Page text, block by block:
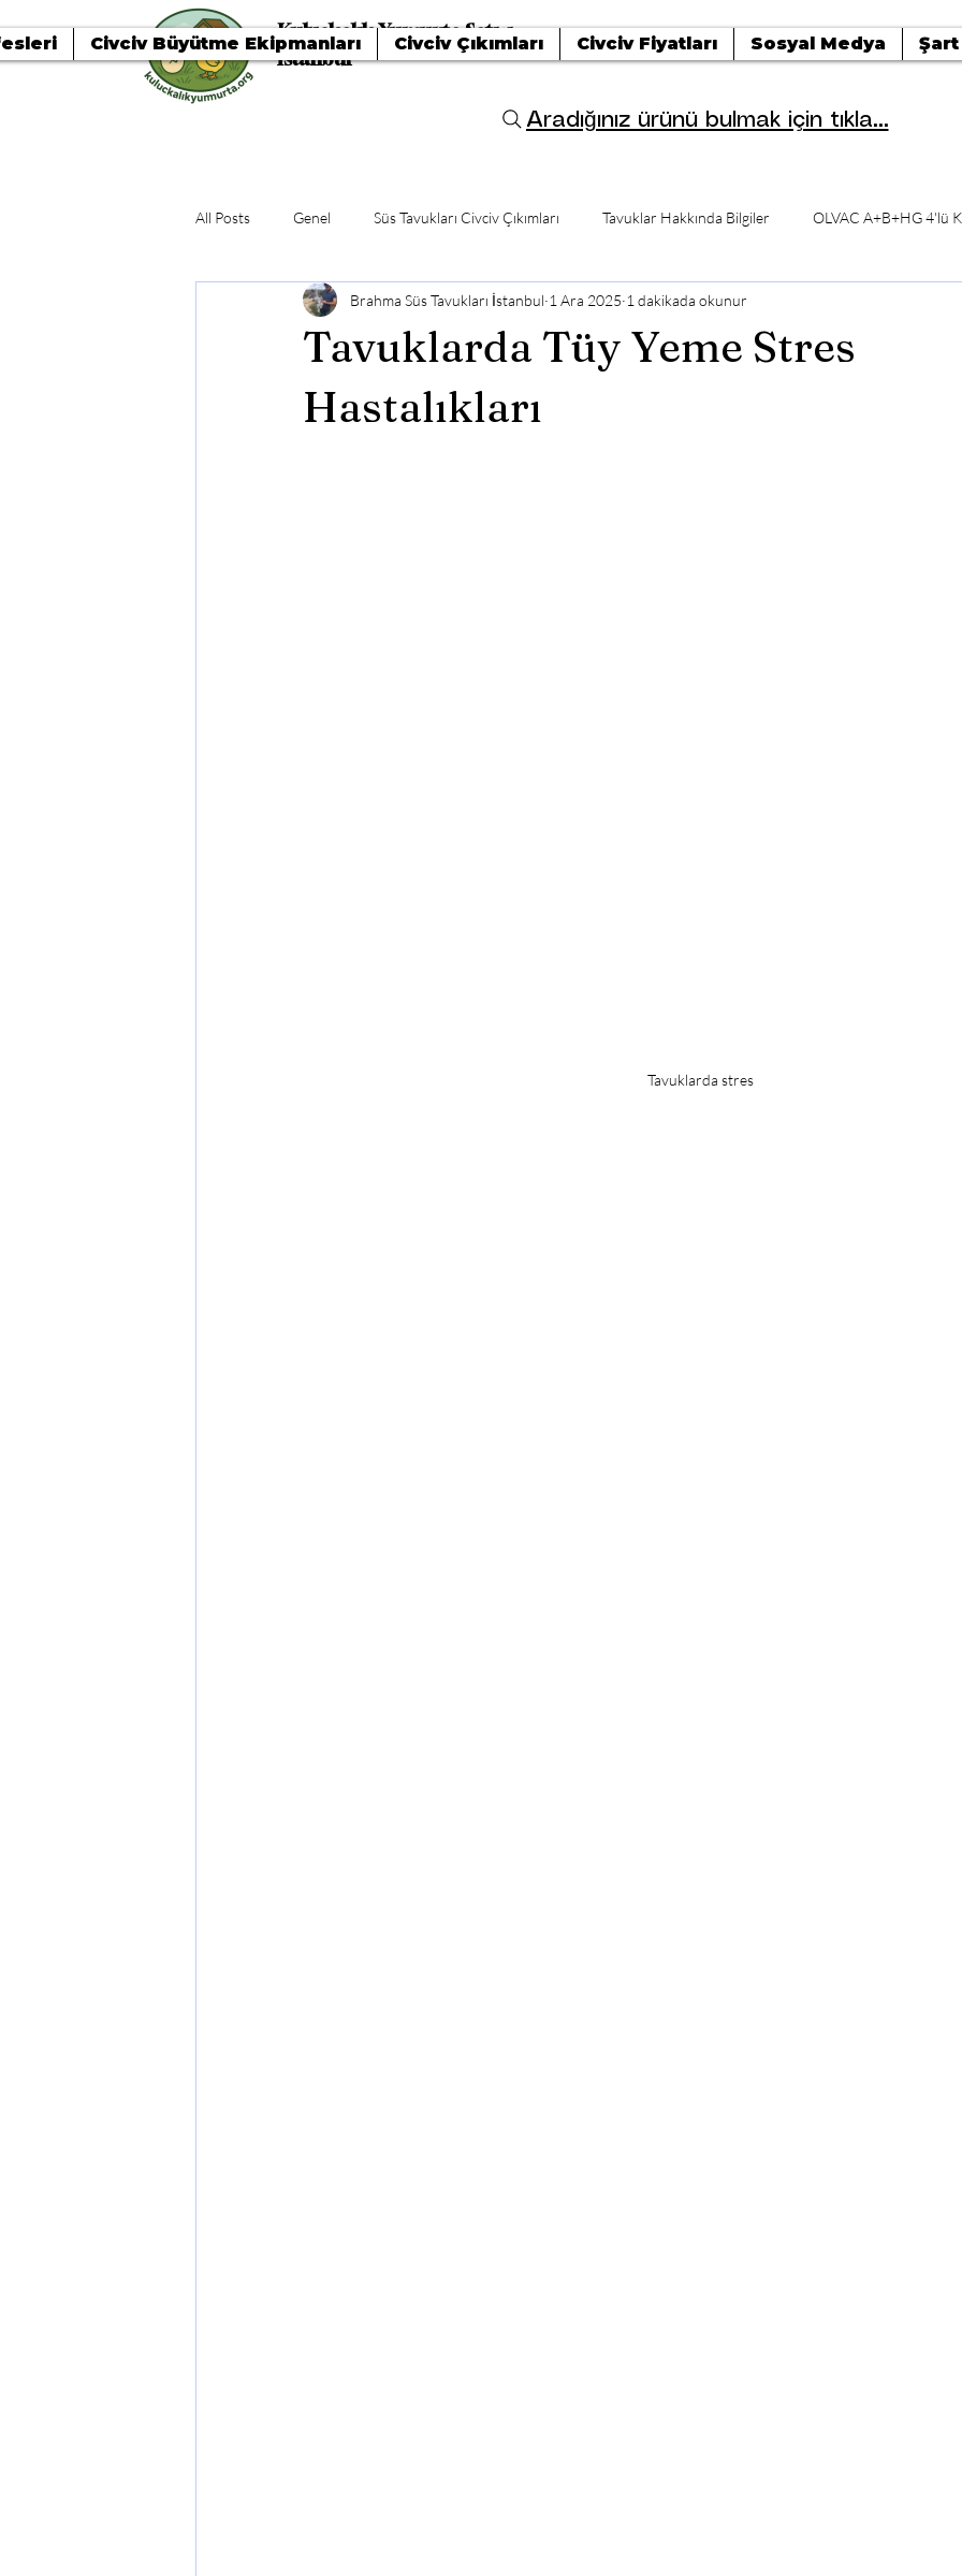
Kuluçkalık Yumurta Satışı
İstanbul
Civciv Büyütme Ekipmanları Civciv Çıkımları Civciv Fiyatları Sosyal Medya
Aradığınız ürünü bulmak için tıkla...
All Posts Genel Süs Tavukları Civciv Çıkımları Tavuklar Hakkında Bilgiler OLVAC A+B+HG 4'lü
Tavuklarda Tüy Yeme Stres
Hastalıkları
Brahma Süs Tavukları İstanbul 1 Ara 2025 1 dakikada okunur
Tavuklarda stres